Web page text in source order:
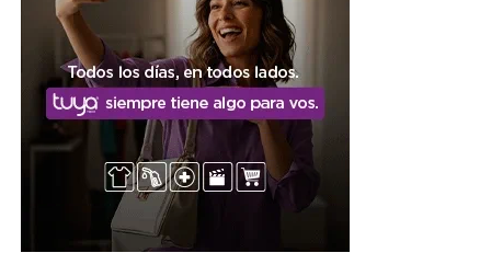
participar de la jornada, en línea con el objetivo de
fortalecer la lactancia materna como una práctica que
involucra no solo a las madres, sino también a las
familias y a la sociedad en su conjunto.
Másnoticias de Charata CharataChaco.Net.